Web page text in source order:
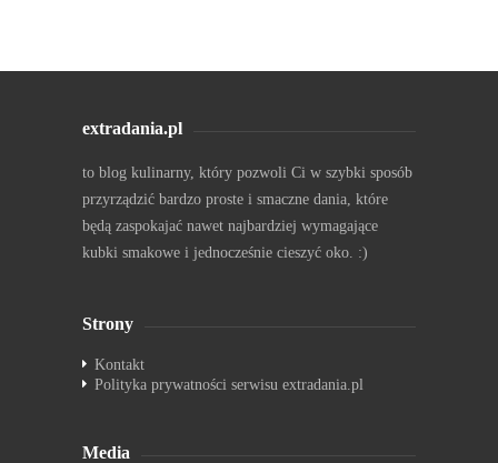
extradania.pl
to blog kulinarny, który pozwoli Ci w szybki sposób
przyrządzić bardzo proste i smaczne dania, które
będą zaspokajać nawet najbardziej wymagające
kubki smakowe i jednocześnie cieszyć oko. :)
Strony
Kontakt
Polityka prywatności serwisu extradania.pl
Media